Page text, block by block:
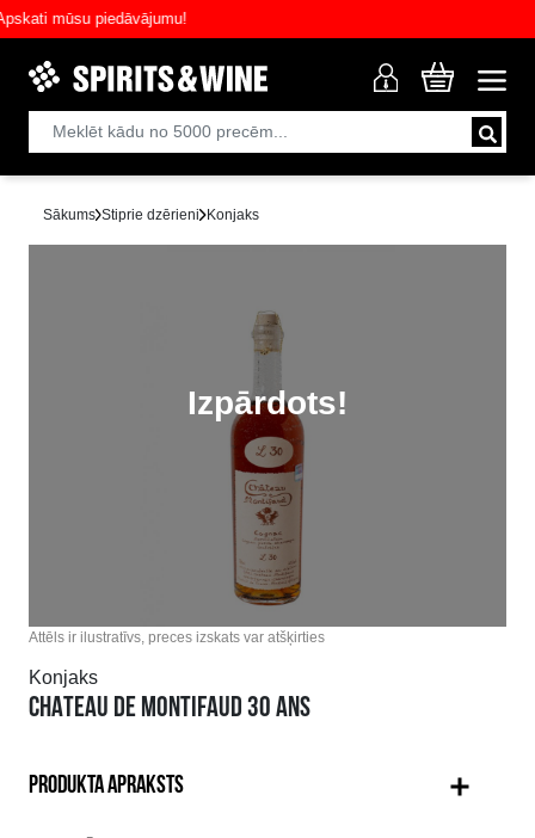
mūsu piedāvājumu!
Sākums Stiprie dzērieni Konjaks
Izpārdots!
Attēls ir ilustratīvs, preces izskats var atšķirties
Konjaks
CHATEAU DE MONTIFAUD 30 ANS
PRODUKTA APRAKSTS